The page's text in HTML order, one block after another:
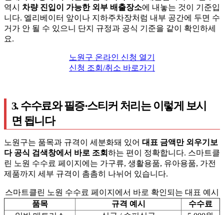
역시 차량 진입이 가능한 외부 배출장소에 내놓는 것이 기준입
니다. 엘리베이터 앞이나 지하주차장처럼 내부 공간에 두면 수
거가 안 될 수 있으니 단지 규정과 공식 기준을 같이 확인하세
요.
노원구 온라인 신청 열기
신청 조회/취소 바로가기
3. 수수료와 필증·스티커 처리는 이렇게 보시
면 됩니다
노원구는 품목과 규격이 세분화돼 있어 대표 금액만 외우기보
다 공식 검색창에서 바로 조회하는 편이 정확합니다. 스마트클
린 노원 수수료 페이지에는 가구류, 생활용품, 유아용품, 가전
제품까지 세부 규격이 촘촘히 나뉘어 있습니다.
스마트클린 노원 수수료 페이지에서 바로 확인되는 대표 예시
품목
규격 예시
수수료